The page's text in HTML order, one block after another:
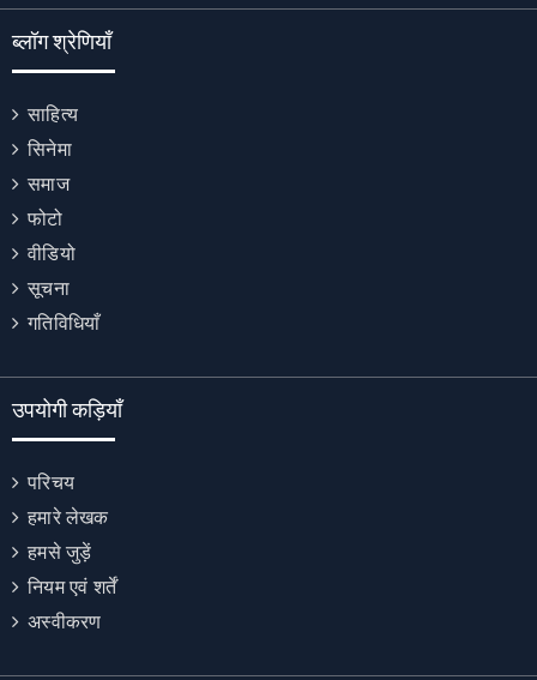
ब्लॉग श्रेणियाँ
साहित्य
सिनेमा
समाज
फोटो
वीडियो
सूचना
गतिविधियाँ
उपयोगी कड़ियाँ
परिचय
हमारे लेखक
हमसे जुड़ें
नियम एवं शर्तें
अस्वीकरण